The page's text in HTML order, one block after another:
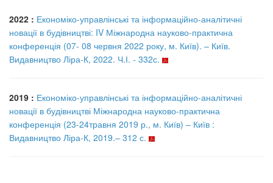
2022 : Економіко-управлінські та інформаційно-аналітичні
новації в будівництві: IV Міжнародна науково-практична
конференція (07- 08 червня 2022 року, м. Київ). – Київ.
Видавництво Ліра-К, 2022. Ч.І. - 332с.
2019 : Економіко-управлінські та інформаційно-аналітичні
новації в будівництві Міжнародна науково-практична
конференція (23-24травня 2019 р., м. Київ) – Київ :
Видавництво Ліра-К, 2019.– 312 с.